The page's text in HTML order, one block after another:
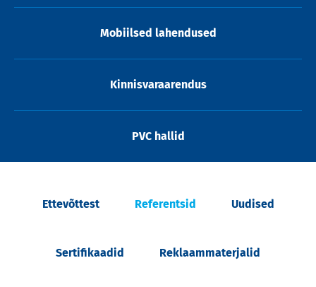
Mobiilsed lahendused
Kinnisvaraarendus
PVC hallid
Ettevõttest Referentsid Uudised
Sertifikaadid Reklaammaterjalid